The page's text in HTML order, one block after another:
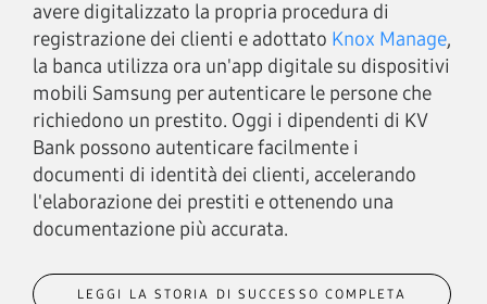
avere digitalizzato la propria procedura di
registrazione dei clienti e adottato Knox Manage,
la banca utilizza ora un'app digitale su dispositivi
mobili Samsung per autenticare le persone che
richiedono un prestito. Oggi i dipendenti di KV
Bank possono autenticare facilmente i
documenti di identità dei clienti, accelerando
l'elaborazione dei prestiti e ottenendo una
documentazione più accurata.
LEGGI LA STORIA DI SUCCESSO COMPLETA